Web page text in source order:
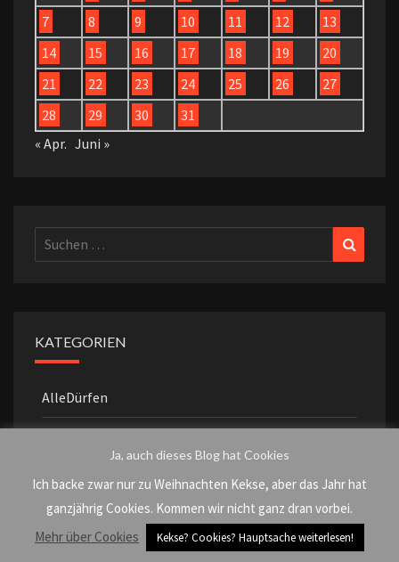
7
8 9 10 11 12
13
14
15 16 17 18 19
20
21
22 23 24 25 26
27
28
29 30
31
« Apr. Juni »
Suchen
nach:
KATEGORIEN
AlleDürfen
Auf die Schnelle
aufgeschnappt
Ja, auch dieses Blog hat Cookies
Ich backe zwar nur zu Weihnachten Kekse, aber das Jahr hat
ganzjährig Cookies. Kommen wir nicht ganz dran vorbei.
Mehr über Cookies
Kekse? Cookies? Hauptsache weiterlesen!